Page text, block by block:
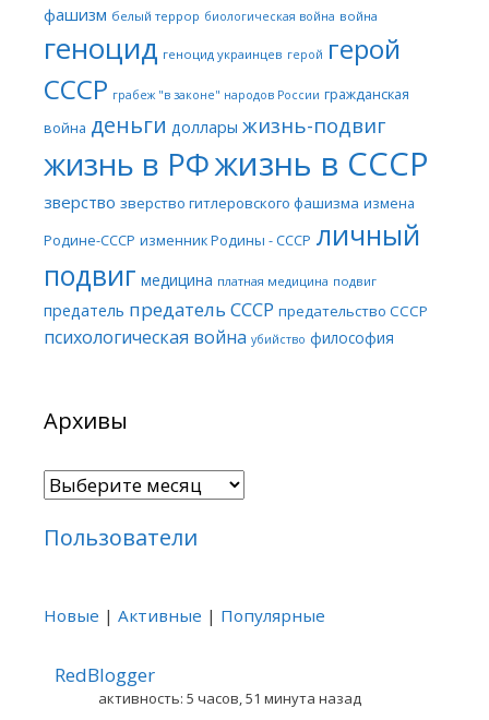
фашизм белый террор биологическая война война
геноцид геноцид украинцев герой герой
СССР грабеж "в законе" народов России гражданская
война деньги доллары жизнь-подвиг
жизнь в РФжизнь в СССР
зверство зверство гитлеровского фашизма измена
Родине-СССР изменник Родины - СССР личный
подвиг медицина платная медицина подвиг
предатель предатель СССР предательство СССР
психологическая война убийство философия
Архивы
Архивы
Пользователи
Новые | Активные | Популярные
RedBlogger
активность: 5 часов, 51 минута назад